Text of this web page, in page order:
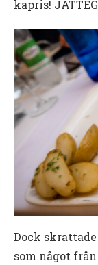
kapris!
Dock
som något